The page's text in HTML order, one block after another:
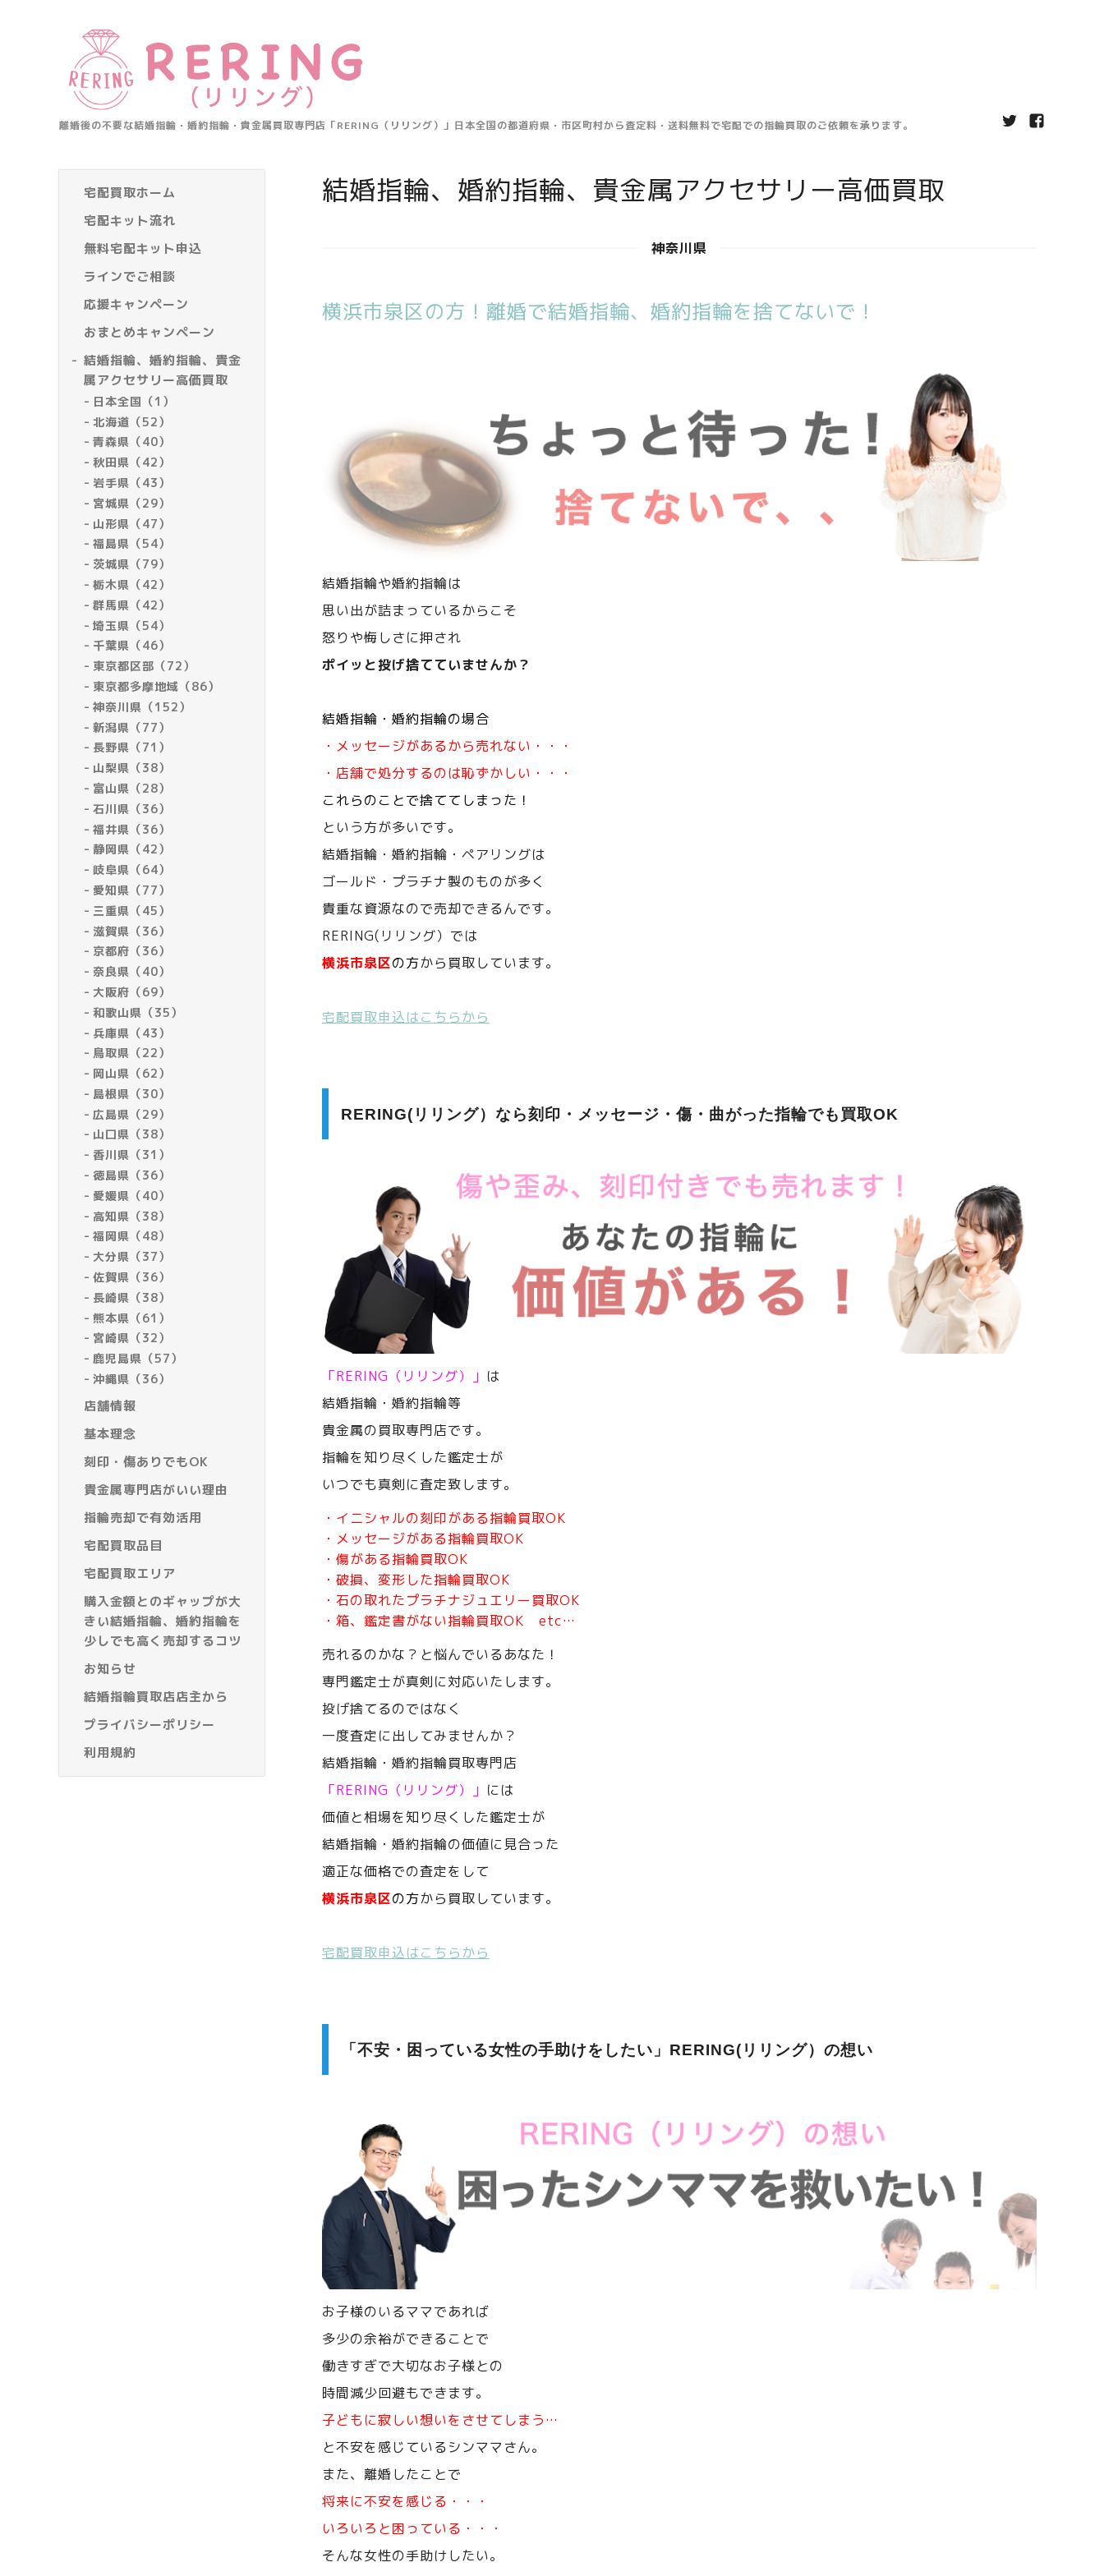
離婚後の不要な結婚指輪・婚約指輪・貴金属買取専門店「RERING（リリング）」日本全国の都道府県・市区町村から査定料・送料無料で宅配での指輪買取のご依頼を承ります。
宅配買取ホーム
宅配キット流れ
無料宅配キット申込
ラインでご相談
応援キャンペーン
おまとめキャンペーン
結婚指輪、婚約指輪、貴金
属アクセサリー高価買取
日本全国（1）
北海道（52）
青森県（40）
秋田県（42）
岩手県（43）
宮城県（29）
山形県（47）
福島県（54）
茨城県（79）
栃木県（42）
群馬県（42）
埼玉県（54）
千葉県（46）
東京都区部（72）
東京都多摩地域（86）
神奈川県（152）
新潟県（77）
長野県（71）
山梨県（38）
富山県（28）
石川県（36）
福井県（36）
静岡県（42）
岐阜県（64）
愛知県（77）
三重県（45）
滋賀県（36）
京都府（36）
奈良県（40）
大阪府（69）
和歌山県（35）
兵庫県（43）
鳥取県（22）
岡山県（62）
島根県（30）
広島県（29）
山口県（38）
香川県（31）
徳島県（36）
愛媛県（40）
高知県（38）
福岡県（48）
大分県（37）
佐賀県（36）
長崎県（38）
熊本県（61）
宮崎県（32）
鹿児島県（57）
沖縄県（36）
店舗情報
基本理念
刻印・傷ありでもOK
貴金属専門店がいい理由
指輪売却で有効活用
宅配買取品目
宅配買取エリア
購入金額とのギャップが大
きい結婚指輪、婚約指輪を
少しでも高く売却するコツ
お知らせ
結婚指輪買取店店主から
プライバシーポリシー
利用規約
結婚指輪、婚約指輪、貴金属アクセサリー高価買取
神奈川県
横浜市泉区の方！離婚で結婚指輪、婚約指輪を捨てないで！
結婚指輪や婚約指輪は
思い出が詰まっているからこそ
怒りや悔しさに押され
ポイッと投げ捨てていませんか？
結婚指輪・婚約指輪の場合
・メッセージがあるから売れない・・・
・店舗で処分するのは恥ずかしい・・・
これらのことで捨ててしまった！
という方が多いです。
結婚指輪・婚約指輪・ペアリングは
ゴールド・プラチナ製のものが多く
貴重な資源なので売却できるんです。
RERING(リリング）では
横浜市泉区の方から買取しています。
宅配買取申込はこちらから
RERING(リリング）なら刻印・メッセージ・傷・曲がった指輪でも買取OK
「RERING（リリング）」 は
結婚指輪・婚約指輪等
貴金属の買取専門店です。
指輪を知り尽くした鑑定士が
いつでも真剣に査定致します。
・イニシャルの刻印がある指輪買取OK
・メッセージがある指輪買取OK
・傷がある指輪買取OK
・破損、変形した指輪買取OK
・石の取れたプラチナジュエリー買取OK
・箱、鑑定書がない指輪買取OK etc…
売れるのかな？と悩んでいるあなた！
専門鑑定士が真剣に対応いたします。
投げ捨てるのではなく
一度査定に出してみませんか？
結婚指輪・婚約指輪買取専門店
「RERING（リリング）」 には
価値と相場を知り尽くした鑑定士が
結婚指輪・婚約指輪の価値に見合った
適正な価格での査定をして
横浜市泉区の方から買取しています。
宅配買取申込はこちらから
「不安・困っている女性の手助けをしたい」RERING(リリング）の想い
お子様のいるママであれば
多少の余裕ができることで
働きすぎで大切なお子様との
時間減少回避もできます。
子どもに寂しい想いをさせてしまう…
と不安を感じているシンママさん。
また、離婚したことで
将来に不安を感じる・・・
いろいろと困っている・・・
そんな女性の手助けしたい。